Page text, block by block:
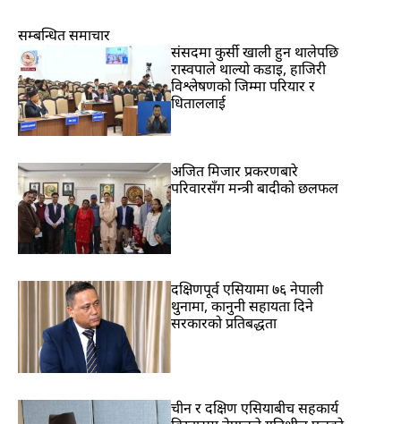
सम्बन्धित समाचार
संसदमा कुर्सी खाली हुन थालेपछि
रास्वपाले थाल्यो कडाइ, हाजिरी
विश्लेषणको जिम्मा परियार र
धिताललाई
अजित मिजार प्रकरणबारे
परिवारसँग मन्त्री बादीको छलफल
दक्षिणपूर्व एसियामा ७६ नेपाली
थुनामा, कानुनी सहायता दिने
सरकारको प्रतिबद्धता
चीन र दक्षिण एसियाबीच सहकार्य